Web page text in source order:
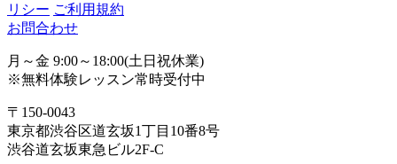
リシー ご利用規約
お問合わせ
月～金 9:00～18:00(土日祝休業)
※無料体験レッスン常時受付中
〒150-0043
東京都渋谷区道玄坂1丁目10番8号
渋谷道玄坂東急ビル2F-C